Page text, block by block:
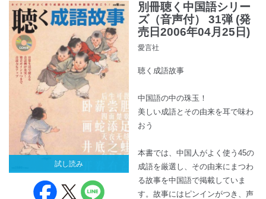
試し読み
別冊聴く中国語シリー
ズ（音声付） 31弾 (発
売日2006年04月25日)
愛言社
聴く成語故事
中国語の中の珠玉！
美しい成語とその由来を耳で味わ
おう
本書では、中国人がよく使う45の
成語を厳選し、その由来にまつわ
る故事を中国語で掲載していま
す。故事にはピンインがつき、声